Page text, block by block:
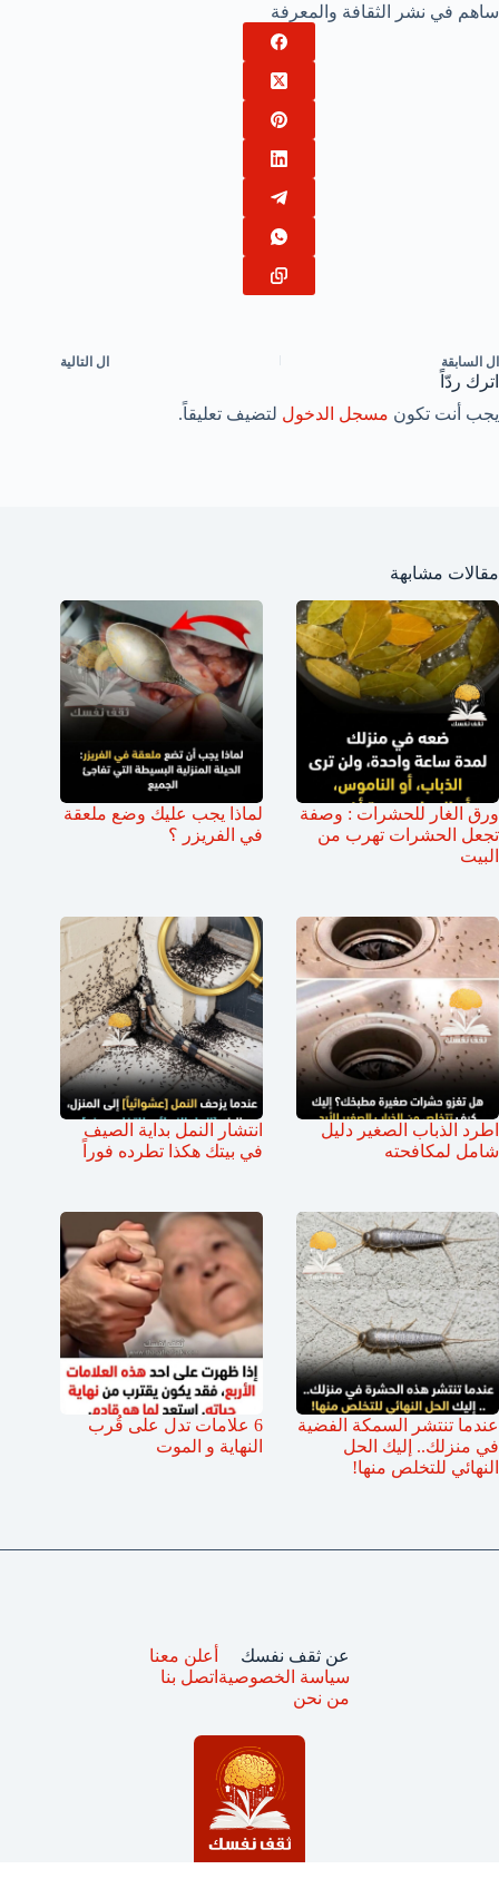
ساهم في نشر الثقافة والمعرفة
ال السابقة ال التالية
اترك ردّاً
يجب أنت تكون مسجل الدخول لتضيف تعليقاً.
مقالات مشابهة
ورق الغار للحشرات : وصفة
تجعل الحشرات تهرب من
البيت
لماذا يجب عليك وضع ملعقة
في الفريزر ؟
اطرد الذباب الصغير دليل
شامل لمكافحته
انتشار النمل بداية الصيف
في بيتك هكذا تطرده فوراً
عندما تنتشر السمكة الفضية
في منزلك.. إليك الحل
النهائي للتخلص منها!
6 علامات تدل على قُرب
النهاية و الموت
عن ثقف نفسك
سياسة الخصوصية
من نحن
أعلن معنا
اتصل بنا